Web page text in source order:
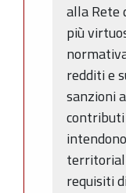
alla Rete
più
redditi e
sanzioni
requisiti